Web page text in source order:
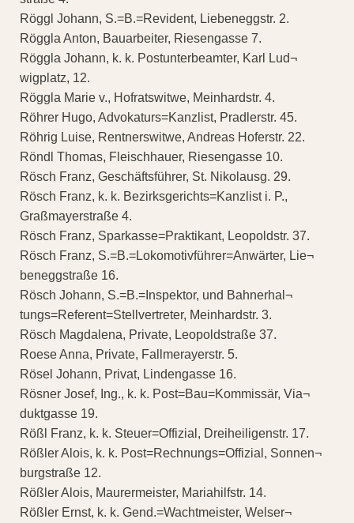
Röggl Johann, S.=B.=Revident, Liebeneggstr. 2.
Röggla Anton, Bauarbeiter, Riesengasse 7.
Röggla Johann, k. k. Postunterbeamter, Karl Lud¬
wigplatz, 12.
Röggla Marie v., Hofratswitwe, Meinhardstr. 4.
Röhrer Hugo, Advokaturs=Kanzlist, Pradlerstr. 45.
Röhrig Luise, Rentnerswitwe, Andreas Hoferstr. 22.
Röndl Thomas, Fleischhauer, Riesengasse 10.
Rösch Franz, Geschäftsführer, St. Nikolausg. 29.
Rösch Franz, k. k. Bezirksgerichts=Kanzlist i. P.,
Graßmayerstraße 4.
Rösch Franz, Sparkasse=Praktikant, Leopoldstr. 37.
Rösch Franz, S.=B.=Lokomotivführer=Anwärter, Lie¬
beneggstraße 16.
Rösch Johann, S.=B.=Inspektor, und Bahnerhal¬
tungs=Referent=Stellvertreter, Meinhardstr. 3.
Rösch Magdalena, Private, Leopoldstraße 37.
Roese Anna, Private, Fallmerayerstr. 5.
Rösel Johann, Privat, Lindengasse 16.
Rösner Josef, Ing., k. k. Post=Bau=Kommissär, Via¬
duktgasse 19.
Rößl Franz, k. k. Steuer=Offizial, Dreiheiligenstr. 17.
Rößler Alois, k. k. Post=Rechnungs=Offizial, Sonnen¬
burgstraße 12.
Rößler Alois, Maurermeister, Mariahilfstr. 14.
Rößler Ernst, k. k. Gend.=Wachtmeister, Welser¬